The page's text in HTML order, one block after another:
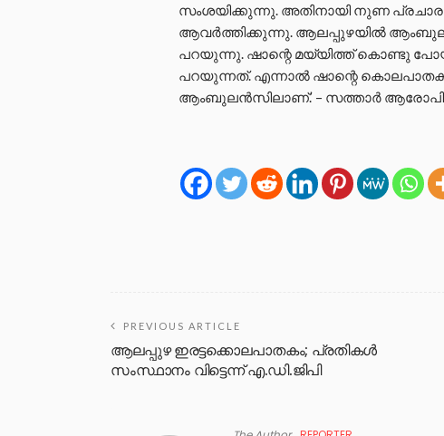
സംശയിക്കുന്നു. അതിനായി നുണ
ആവർത്തിക്കുന്നു. ആലപ്പുഴയിൽ
പറയുന്നു. ഷാന്റെ മയ്യിത്ത് കൊണ്ടു
പറയുന്നത്. എന്നാൽ ഷാന്റെ
ആംബുലൻസിലാണ്.’ – സത്താർ
PREVIOUS ARTICLE
ആലപ്പുഴ ഇരട്ടക്കൊലപാതകം; പ്രതികൾ
സംസ്ഥാനം വിട്ടെന്ന് എ.ഡി.ജിപി